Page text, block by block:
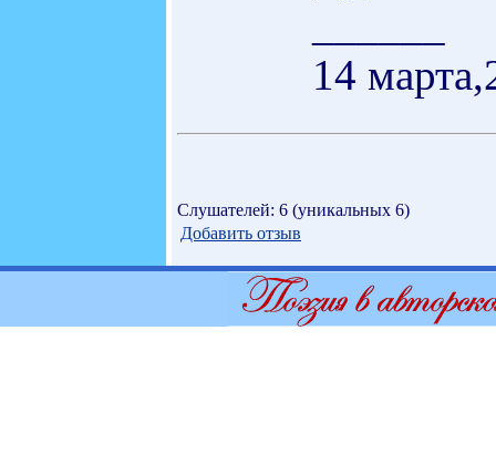
14
Слушателей: 6 (уникальных 6)
Добавить отзыв